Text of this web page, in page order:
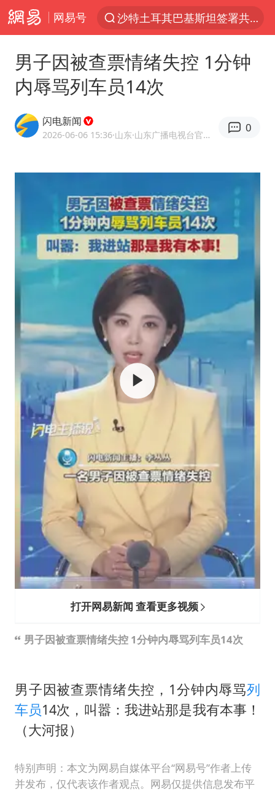
网易号
沙特土耳其巴基斯坦签署共同防务协议
全球首个长时储能一体化产业园量产
名创优品回应女子吐槽内裤质量差
出口禁令驱动有色板块大涨
U17国足点球大战淘汰河床晋级决赛
国防部：中国军队坚决反制任何闹海挑衅图谋
38岁演员求职万岁山NPC成功
“新疆阿勒泰八月能滑雪”不实
胡彦斌韩磊 谁帮谁
夯实基础开新局
男子因被查票情绪失控 1分钟
内辱骂列车员14次
闪电新闻
2026-06-06 15:36·山东 ·山东广播电视台官方APP闪电新闻
0
打开网易新闻 查看更多视频
男子因被查票情绪失控 1分钟内辱骂列车员14次
男子因被查票情绪失控，1分钟内辱骂列
车员14次，叫嚣：我进站那是我有本事！
（大河报）
特别声明：本文为网易自媒体平台“网易号”作者上传
并发布，仅代表该作者观点。网易仅提供信息发布平